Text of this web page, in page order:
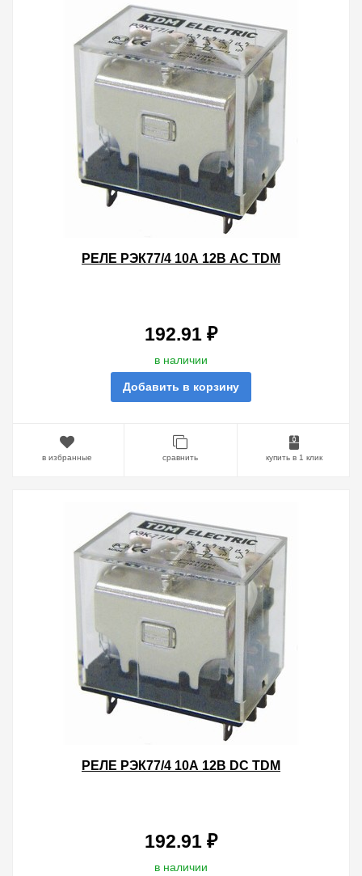
РЕЛЕ РЭК77/4 10А 12В AC TDM
192.91 ₽
в наличии
Добавить в корзину
в избранные сравнить купить в 1 клик
РЕЛЕ РЭК77/4 10А 12В DC TDM
192.91 ₽
в наличии